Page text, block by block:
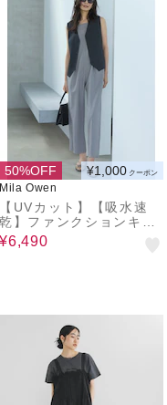
50%OFF ¥1,000 クーポン
Mila Owen
【UVカット】【吸水速
乾】ファンクションキャ
ミサロペット
¥6,490